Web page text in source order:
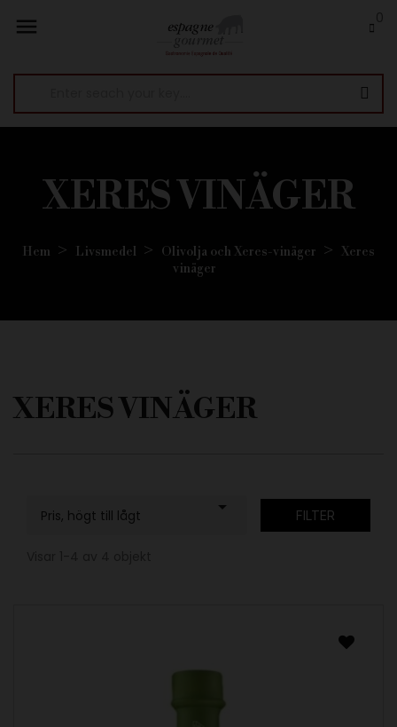

XERES VINÄGER
Hem Livsmedel Olivolja och Xeres-vinäger
Xeres
vinäger
XERES VINÄGER
Pris, högt till lågt  FILTER